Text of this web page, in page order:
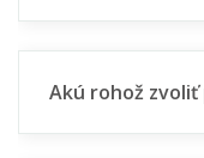
Akú rohož